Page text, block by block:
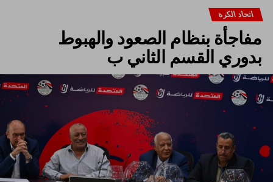
اتحاد الكرة
مفاجأة بنظام الصعود والهبوط
بدوري القسم الثاني ب